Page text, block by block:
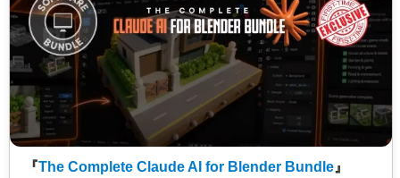
『The Complete Claude AI for Blender Bundle 』